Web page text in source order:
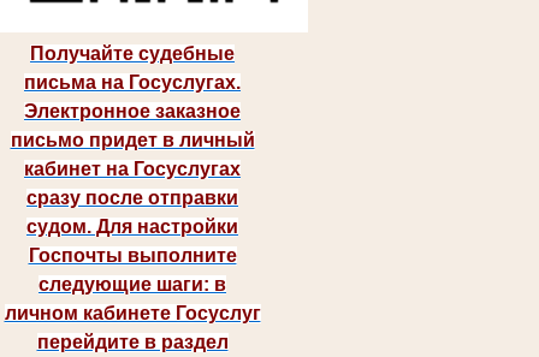
Получайте судебные
письма на Госуслугах.
Электронное заказное
письмо придет в личный
кабинет на Госуслугах
сразу после отправки
судом. Для настройки
Госпочты выполните
следующие шаги: в
личном кабинете Госуслуг
перейдите в раздел